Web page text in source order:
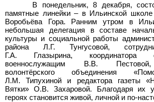
В понедельник, 8 декабря,
памятные линейки – в Ильинской
Воробьёва Гора. Ранним утром в
небольшая делегация в составе
культуры и социальной работы
района Л.Г. Тунгусовой,
Г.А. Глазырина, координатора
военнослужащим В.В. Пестовой,
волонтёрского объединения
Л.М. Типухиной и редактора газеты
Вятки» О.В. Захаровой. Благодаря их
героях становится живой, личной и по-